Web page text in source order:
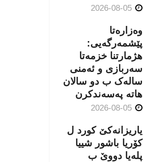
وەزارەتا
پێشمەرگەیی:
هژمارتنا خزمەتا
سەربازی و ئەمنی
سالەک ب دو سالان
هاتە پەسەندكرن
یاریزانەكێ کورد ل
کۆریا باشور شییا
پلەیا دووێ ب